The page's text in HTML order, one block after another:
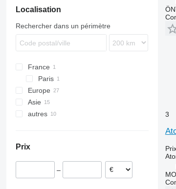
Localisation
Rechercher dans un périmètre
France
Paris
Europe
Italie
Royaume-Uni
Bulgarie
Asie
Turquie
Inde
autres
Prix
–
3